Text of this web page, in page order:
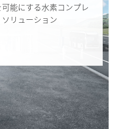
能にする水素コンプレ
リューション
でしょうか？
、またはご質問があ
さい。